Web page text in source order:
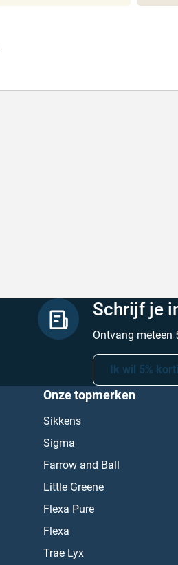
Schrijf je
Ontvang meteen
Ik wil 5%
Onze topmerken
Sikkens
Sigma
Farrow and Ball
Little Greene
Flexa Pure
Flexa
Trae Lyx